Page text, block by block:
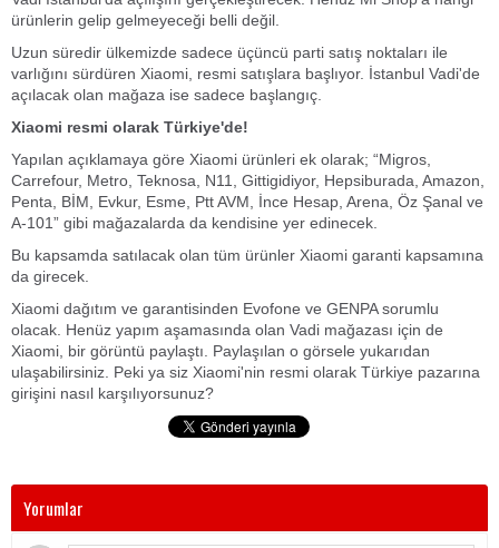
ürünlerin gelip gelmeyeceği belli değil.
Uzun süredir ülkemizde sadece üçüncü parti satış noktaları ile
varlığını sürdüren Xiaomi, resmi satışlara başlıyor. İstanbul Vadi'de
açılacak olan mağaza ise sadece başlangıç.
Xiaomi resmi olarak Türkiye'de!
Yapılan açıklamaya göre Xiaomi ürünleri ek olarak; “Migros,
Carrefour, Metro, Teknosa, N11, Gittigidiyor, Hepsiburada, Amazon,
Penta, BİM, Evkur, Esme, Ptt AVM, İnce Hesap, Arena, Öz Şanal ve
A-101” gibi mağazalarda da kendisine yer edinecek.
Bu kapsamda satılacak olan tüm ürünler Xiaomi garanti kapsamına
da girecek.
Xiaomi dağıtım ve garantisinden Evofone ve GENPA sorumlu
olacak. Henüz yapım aşamasında olan Vadi mağazası için de
Xiaomi, bir görüntü paylaştı. Paylaşılan o görsele yukarıdan
ulaşabilirsiniz. Peki ya siz Xiaomi'nin resmi olarak Türkiye pazarına
girişini nasıl karşılıyorsunuz?
Yorumlar